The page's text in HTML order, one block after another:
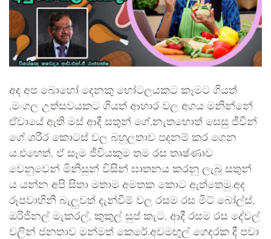
අද අප බොහෝ දෙනකු හෝටලයකට කෑමට ගියත්
,මංගල උත්සවයකට ගියත් ආහාර වල අගය මනින්නේ
ඒවායේ ඇති මස් ආදී සතුන් ගේ,නැතහොත් සෙසු ජීවීන්
ගේ ශරීර කොටස් වල බහුලතාව පදනම් කර ගෙන
ය.එහෙත්, ඒ සෑම ජීවියකුම තම රස තෘෂ්ණාව
වෙනුවෙන් මිනිසුන් විසින් ඝාතනය කරනු ලැබූ සතුන්
ය යන්න අපි සිතා මතාම අමතක කොට ඇත්තෙමු.අද
රූපවාහිනී බැලුවත් දැන්වීම් වල රසම රස මීට් බෝල්ස්,
ඔරිජිනල් මැකරල්, කුකුල් සුප් කැට, ආදී රසම රස දේවල්
වලින් ජනතාව මන්මත් කෙරේ.අවමඟුල් ගෙදරක දී පවා